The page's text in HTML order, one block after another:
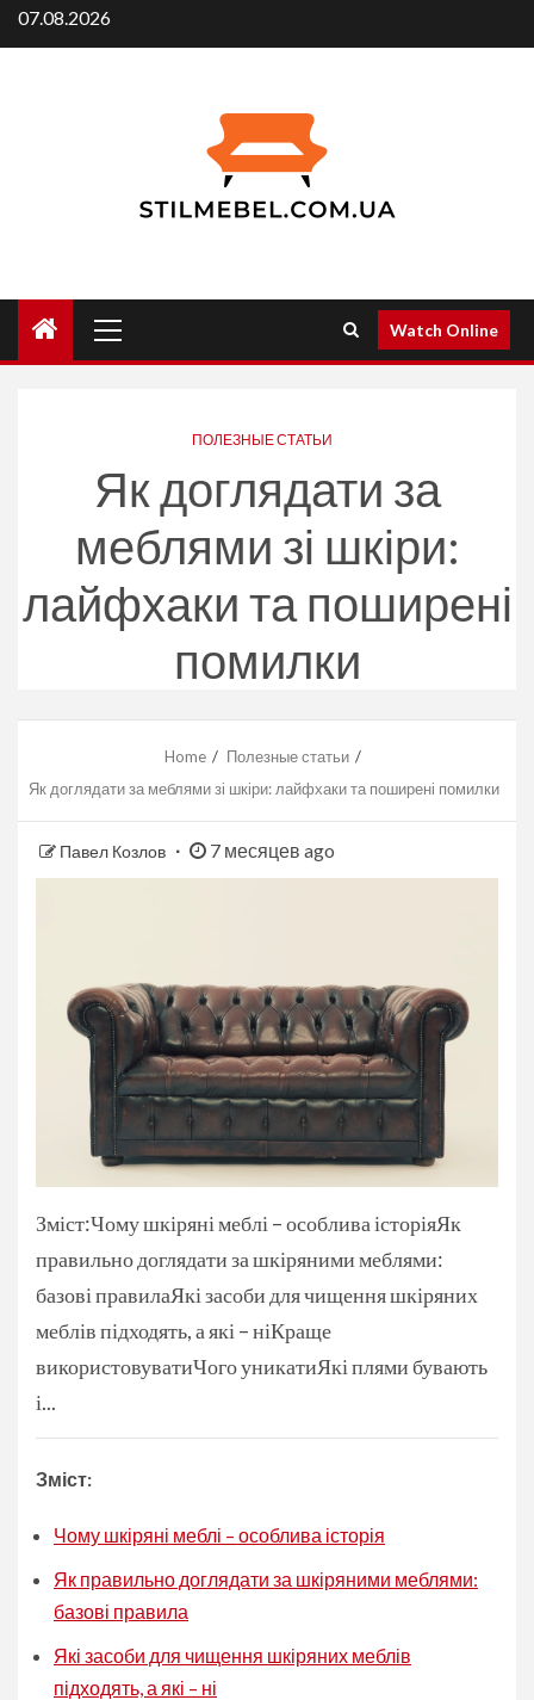
Skip
to
07.08.2026
Menu
Watch Online
ПОЛЕЗНЫЕ СТАТЬИ
Як доглядати за
меблями зі шкіри:
лайфхаки та поширені
помилки
Home
Полезные статьи
Як доглядати за меблями зі шкіри: лайфхаки та поширені помилки
Павел Козлов 7 месяцев ago
Зміст:Чому шкіряні меблі – особлива історіяЯк
правильно доглядати за шкіряними меблями:
базові правилаЯкі засоби для чищення шкіряних
меблів підходять, а які – ніКраще
використовуватиЧого уникатиЯкі плями бувають
і...
Зміст:
Чому шкіряні меблі – особлива історія
Як правильно доглядати за шкіряними меблями:
базові правила
Які засоби для чищення шкіряних меблів
підходять, а які – ні